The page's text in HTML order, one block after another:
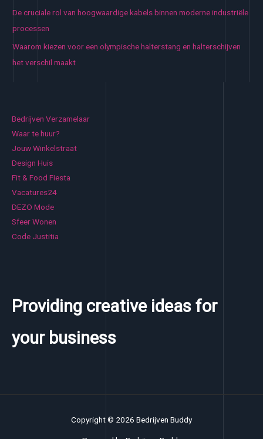
De cruciale rol van hoogwaardige kabels binnen moderne industriële
processen
Waarom kiezen voor een olympische halterstang en halterschijven
het verschil maakt
Bedrijven Verzamelaar
Waar te huur?
Jouw Winkelstraat
Design Huis
Fit & Food Fiesta
Vacatures24
DEZO Mode
Sfeer Wonen
Code Justitia
Providing creative ideas for
your business
Copyright © 2026 Bedrijven Buddy